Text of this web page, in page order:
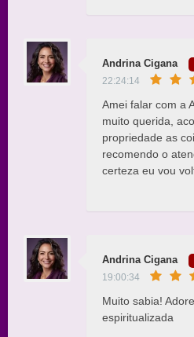
Andrina Cigana
22:24:14
Amei falar com a
muito querida,
propriedade as
recomendo o
certeza eu vou
Andrina Cigana
19:00:34
Muito sabia!
espiritualizada